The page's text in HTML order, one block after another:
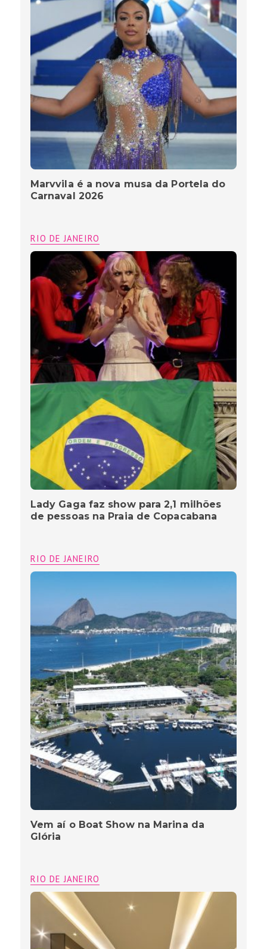
Marvvila é a nova musa da Portela do
Carnaval 2026
RIO DE JANEIRO
Lady Gaga faz show para 2,1 milhões
de pessoas na Praia de Copacabana
RIO DE JANEIRO
Vem aí o Boat Show na Marina da
Glória
RIO DE JANEIRO